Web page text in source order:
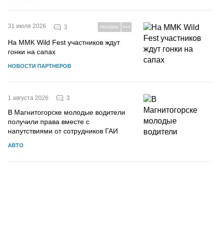
31 июля 2026 3 РЕКЛАМА
На MMK Wild Fest участников ждут
гонки на сапах
НОВОСТИ ПАРТНЕРОВ
1 августа 2026 3
В Магнитогорске молодые водители
получили права вместе с
напутствиями от сотрудников ГАИ
АВТО